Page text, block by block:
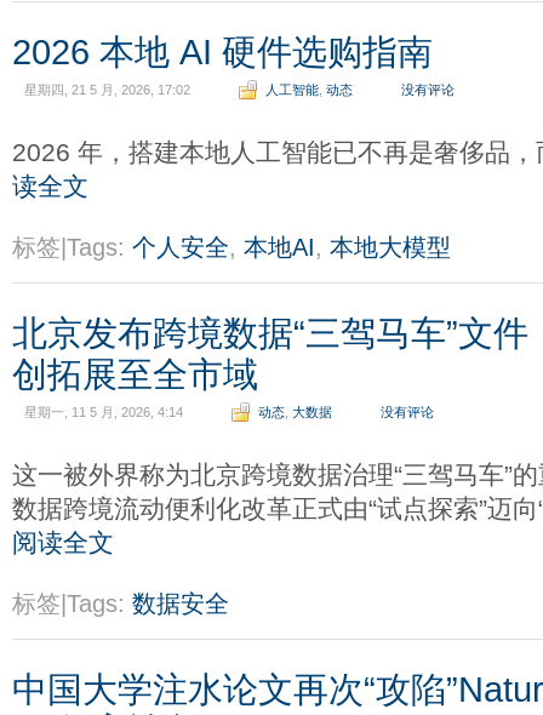
2026 本地 AI 硬件选购指南
星期四, 21 5 月, 2026, 17:02 人工智能 动态 没有评论
2026 年，搭建本地人工智能已不再是奢侈品
读全文
标签|Tags: 个人安全, 本地AI, 本地大模型
北京发布跨境数据“三驾马车”文
创拓展至全市域
星期一, 11 5 月, 2026, 4:14 动态 大数据 没有评论
这一被外界称为北京跨境数据治理“三驾马车”
数据跨境流动便利化改革正式由“试点探索”迈
阅读全文
标签|Tags: 数据安全
中国大学注水论文再次“攻陷